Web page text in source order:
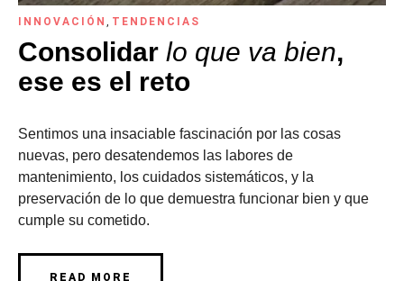
INNOVACIÓN , TENDENCIAS
Consolidar lo que va bien,
ese es el reto
Sentimos una insaciable fascinación por las cosas
nuevas, pero desatendemos las labores de
mantenimiento, los cuidados sistemáticos, y la
preservación de lo que demuestra funcionar bien y que
cumple su cometido.
READ MORE